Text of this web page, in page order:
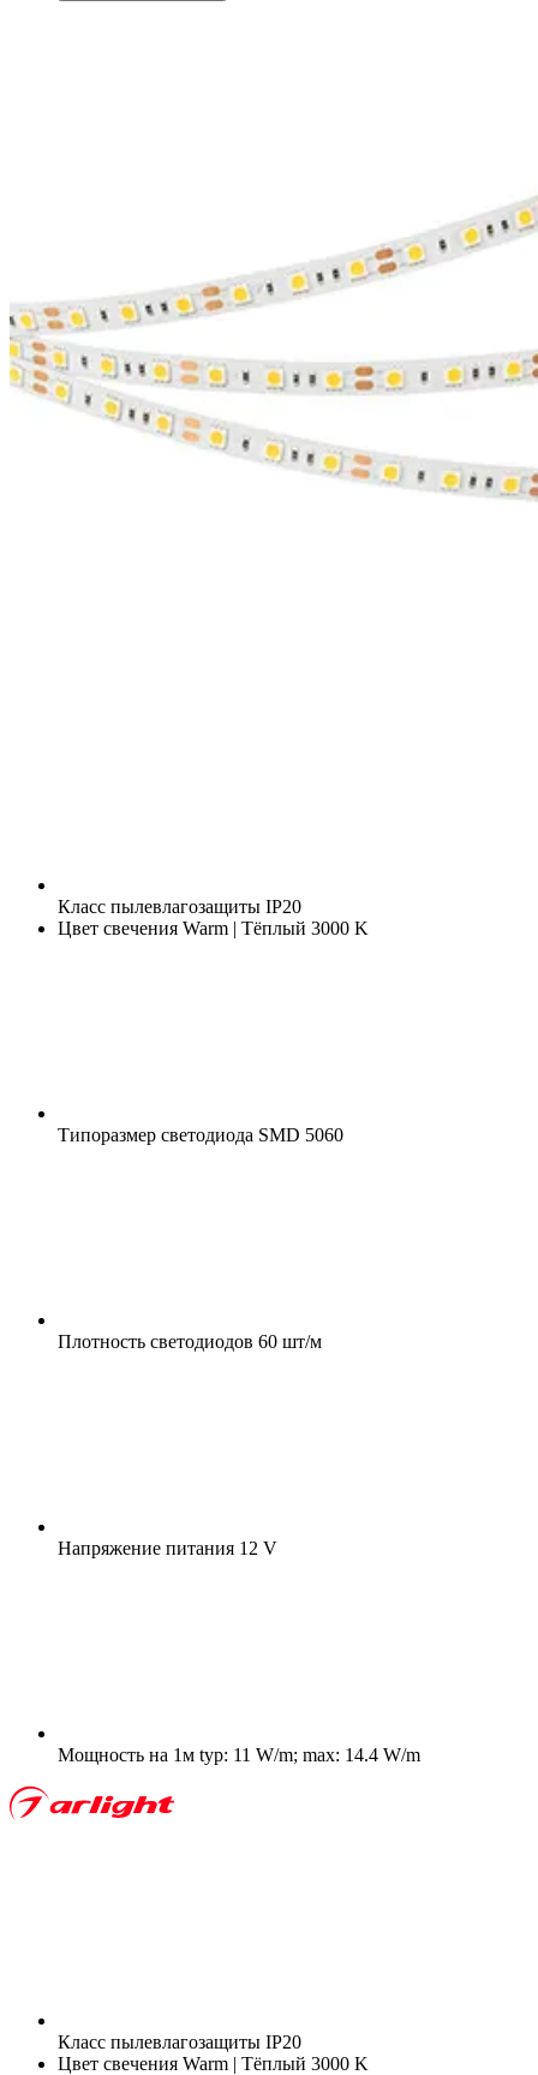
Класс пылевлагозащиты IP20
Цвет свечения Warm | Тёплый 3000 K
Типоразмер светодиода SMD 5060
Плотность светодиодов 60 шт/м
Напряжение питания 12 V
Мощность на 1м typ: 11 W/m; max: 14.4 W/m
Класс пылевлагозащиты IP20
Цвет свечения Warm | Тёплый 3000 K